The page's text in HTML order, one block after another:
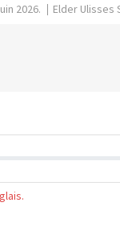
2026.
Elder Ulisses